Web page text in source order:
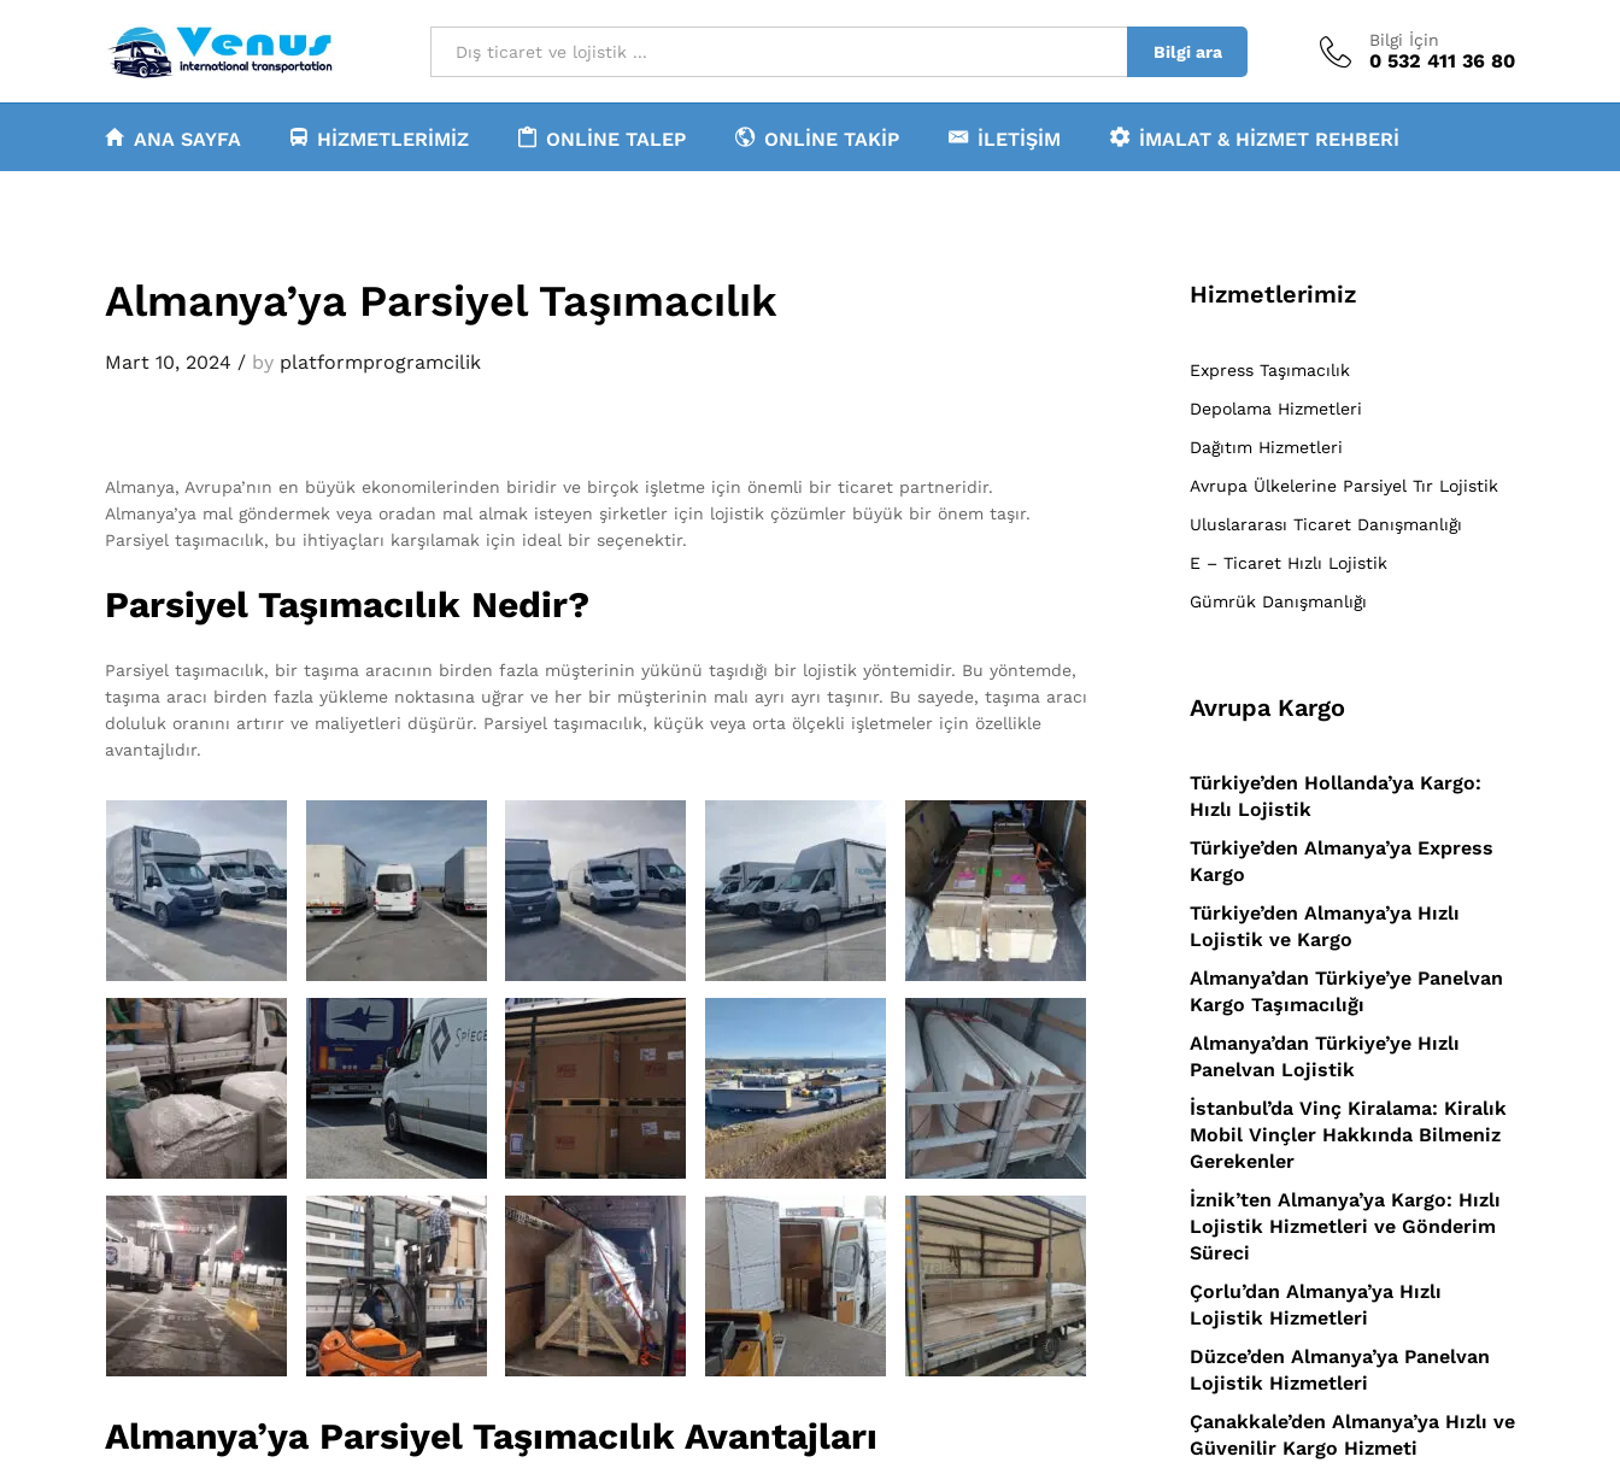
Bilgi ara
Bilgi İçin
0 532 411 36 80
ANA SAYFA HIZMETLERIMIZ ONLINE TALEP ONLINE TAKIP İLETIŞIM İMALAT & HIZMET REHBERI
Almanya’ya Parsiyel Taşımacılık
Mart 10, 2024 / by platformprogramcilik
Almanya, Avrupa’nın en büyük ekonomilerinden biridir ve birçok işletme için önemli bir ticaret partneridir.
Almanya’ya mal göndermek veya oradan mal almak isteyen şirketler için lojistik çözümler büyük bir önem taşır.
Parsiyel taşımacılık, bu ihtiyaçları karşılamak için ideal bir seçenektir.
Parsiyel Taşımacılık Nedir?
Parsiyel taşımacılık, bir taşıma aracının birden fazla müşterinin yükünü taşıdığı bir lojistik yöntemidir. Bu yöntemde,
taşıma aracı birden fazla yükleme noktasına uğrar ve her bir müşterinin malı ayrı ayrı taşınır. Bu sayede, taşıma aracı
doluluk oranını artırır ve maliyetleri düşürür. Parsiyel taşımacılık, küçük veya orta ölçekli işletmeler için özellikle
avantajlıdır.
Almanya’ya Parsiyel Taşımacılık Avantajları
Hizmetlerimiz
Express Taşımacılık
Depolama Hizmetleri
Dağıtım Hizmetleri
Avrupa Ülkelerine Parsiyel Tır Lojistik
Uluslararası Ticaret Danışmanlığı
E – Ticaret Hızlı Lojistik
Gümrük Danışmanlığı
Avrupa Kargo
Türkiye’den Hollanda’ya Kargo:
Hızlı Lojistik
Türkiye’den Almanya’ya Express
Kargo
Türkiye’den Almanya’ya Hızlı
Lojistik ve Kargo
Almanya’dan Türkiye’ye Panelvan
Kargo Taşımacılığı
Almanya’dan Türkiye’ye Hızlı
Panelvan Lojistik
İstanbul’da Vinç Kiralama: Kiralık
Mobil Vinçler Hakkında Bilmeniz
Gerekenler
İznik’ten Almanya’ya Kargo: Hızlı
Lojistik Hizmetleri ve Gönderim
Süreci
Çorlu’dan Almanya’ya Hızlı
Lojistik Hizmetleri
Düzce’den Almanya’ya Panelvan
Lojistik Hizmetleri
Çanakkale’den Almanya’ya Hızlı ve
Güvenilir Kargo Hizmeti